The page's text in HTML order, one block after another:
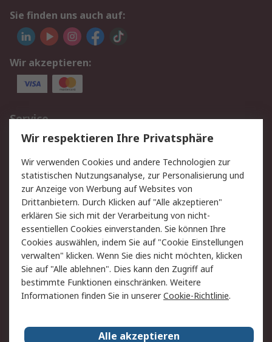
Sie finden uns auch auf:
Wir akzeptieren:
Service
Value Added Services
Lieferlösungen
Rücksendungen
Kontakt
Hilfe
Rechtliches
AGB
Datenschutz
Cookie-Richtlinie
Zahlungsbedingungen
Copyright/Impressum
Über RS
Karriere bei RS
Nachhaltigkeit
Wir respektieren Ihre Privatsphäre
Wir verwenden Cookies und andere Technologien zur
statistischen Nutzungsanalyse, zur Personalisierung und
zur Anzeige von Werbung auf Websites von
Drittanbietern. Durch Klicken auf "Alle akzeptieren"
erklären Sie sich mit der Verarbeitung von nicht-
essentiellen Cookies einverstanden. Sie können Ihre
Cookies auswählen, indem Sie auf "Cookie Einstellungen
verwalten" klicken. Wenn Sie dies nicht möchten, klicken
Sie auf "Alle ablehnen". Dies kann den Zugriff auf
bestimmte Funktionen einschränken. Weitere
Informationen finden Sie in unsererCookie-Richtlinie.
Alle akzeptieren